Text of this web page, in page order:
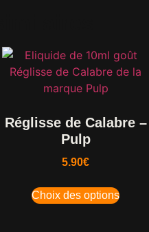
Réglisse de Calabre –
Pulp
5.90€
Choix des options